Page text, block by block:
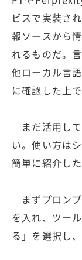
ビスで実装さ
報ソースから
れるものだ。
他ローカル言
に確認した上
まだ活用し
い。使い方は
簡単に紹介した
まずプロン
を入れ、ツー
る」を選択し